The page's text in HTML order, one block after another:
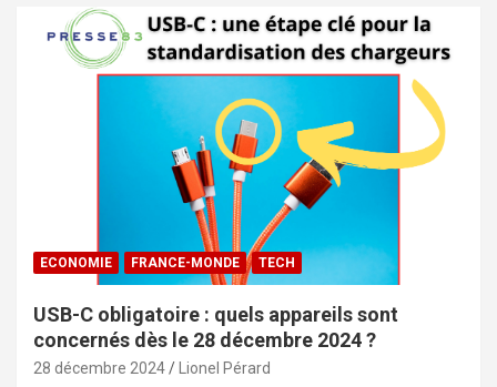
ECONOMIE FRANCE-MONDE TECH
USB-C obligatoire : quels appareils sont
concernés dès le 28 décembre 2024 ?
28 décembre 2024 Lionel Pérard